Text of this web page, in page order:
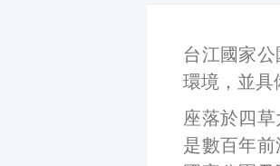
台江國家
環境，並具
座落於四
是數百年